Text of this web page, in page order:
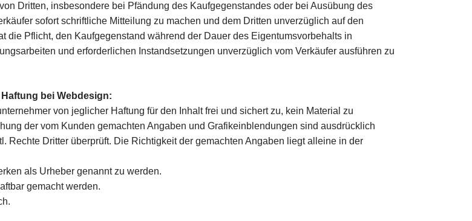
Dritten, insbesondere bei Pfändung des Kaufgegenstandes oder bei Ausübung des
sofort schriftliche Mitteilung zu machen und dem Dritten unverzüglich auf den
die Pflicht, den Kaufgegenstand während der Dauer des Eigentumsvorbehalts in
und erforderlichen Instandsetzungen unverzüglich vom Verkäufer ausführen zu
bei Webdesign:
von jeglicher Haftung für den Inhalt frei und sichert zu, kein Material zu
der vom Kunden gemachten Angaben und Grafikeinblendungen sind ausdrücklich
Rechte Dritter überprüft. Die Richtigkeit der gemachten Angaben liegt alleine in der
als Urheber genannt zu werden.
gemacht werden.